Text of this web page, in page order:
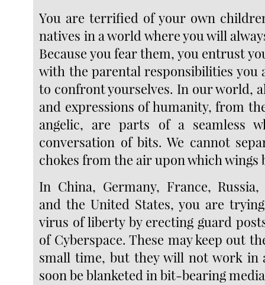
You are terrified of your own
natives in a world where you will
Because you fear them, you entrust
with the parental responsibilities you
to confront yourselves. In our world,
and expressions of humanity, from
angelic, are parts of a seamless
conversation of bits. We cannot
chokes from the air upon which wings
In China, Germany, France,
and the United States, you are
virus of liberty by erecting guard
of Cyberspace. These may keep out
small time, but they will not work in
soon be blanketed in bit-bearing